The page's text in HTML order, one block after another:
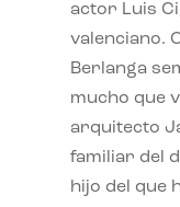
actor Luis
valenciano.
Berlanga
mucho que
arquitecto
familiar del
hijo del que